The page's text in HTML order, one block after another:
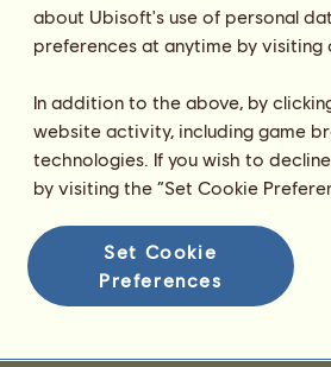
about Ubisoft's use of personal
preferences at anytime by
In addition to the above, by
website activity, including game
technologies. If you wish to
by visiting the “Set Cookie
Set Cookie
Preferences